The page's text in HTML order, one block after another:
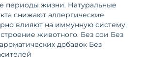
периоды жизни. Натуральные
снижают аллергические
влияют на иммунную систему,
животного. Без сои Без
добавок Без